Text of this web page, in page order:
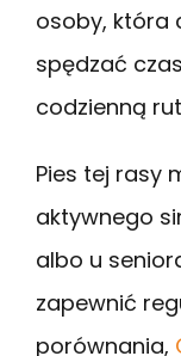
osoby, która
spędzać
codzienną
Pies tej rasy
aktywnego
albo u
zapewnić
porównania,